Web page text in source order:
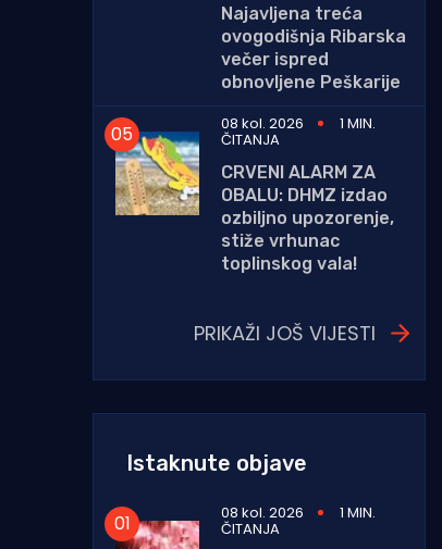
Najavljena treća
ovogodišnja Ribarska
večer ispred
obnovljene Peškarije
08 kol. 2026
1 MIN.
ČITANJA
CRVENI ALARM ZA
OBALU: DHMZ izdao
ozbiljno upozorenje,
stiže vrhunac
toplinskog vala!
PRIKAŽI JOŠ VIJESTI
Istaknute objave
08 kol. 2026 1 MIN.
ČITANJA